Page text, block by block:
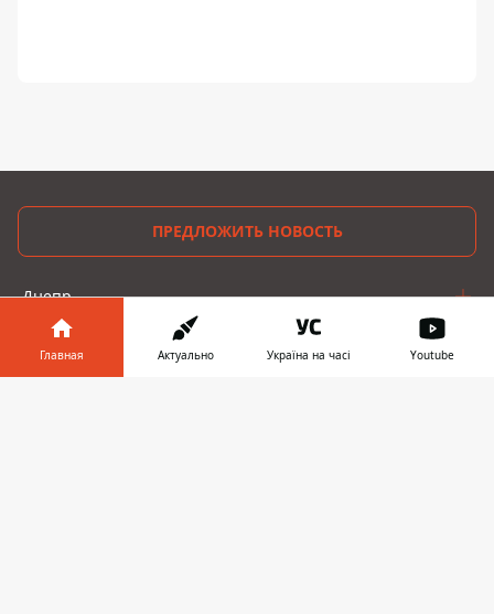
ПРЕДЛОЖИТЬ НОВОСТЬ
Днепр
Область
Главная Актуально Україна на часі Youtube